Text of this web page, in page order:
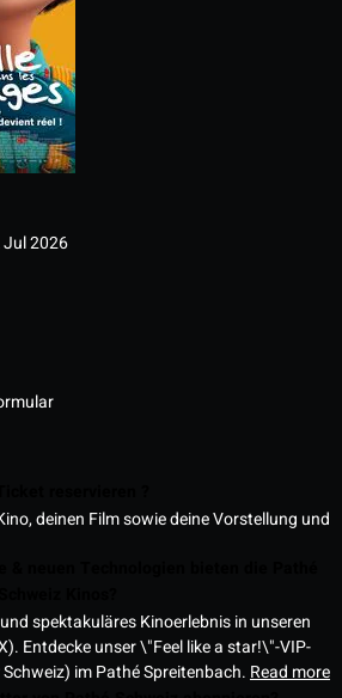
2026
deinen Film sowie deine Vorstellung und
spektakuläres Kinoerlebnis in unseren
Entdecke unser \"Feel like a star!\"-VIP-
im Pathé Spreitenbach. Read more